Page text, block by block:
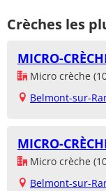
Crèches les
MICRO-
Micro crèche
Belmont-sur-
MICRO-
Micro crèche
Belmont-sur-